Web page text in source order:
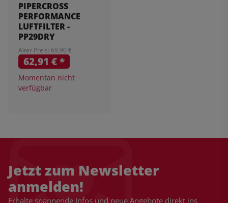
PIPERCROSS
PERFORMANCE
LUFTFILTER -
PP29DRY
Alter Preis: 69,90 €
62,91 €*
Momentan nicht
verfügbar
Jetzt zum Newsletter
anmelden!
Erhalte spannende Infos und neue Angebote direkt ins